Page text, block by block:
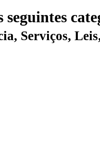
seguintes
Serviços,